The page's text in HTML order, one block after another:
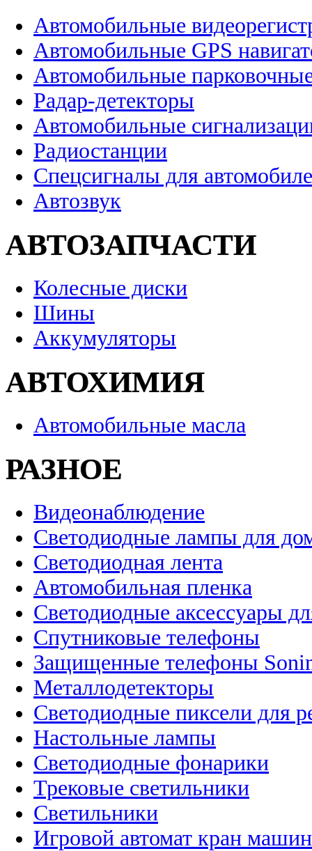
Автомобильные
Автомобильные GPS
Автомобильные
Радар-детекторы
Автомобильные
Радиостанции
Спецсигналы для
Автозвук
АВТОЗАПЧАСТИ
Колесные диски
Шины
Аккумуляторы
АВТОХИМИЯ
Автомобильные масла
РАЗНОЕ
Видеонаблюдение
Светодиодные лампы для
Светодиодная лента
Автомобильная пленка
Светодиодные аксессуары
Спутниковые телефоны
Защищенные телефоны
Металлодетекторы
Светодиодные пиксели для
Настольные лампы
Светодиодные фонарики
Трековые светильники
Светильники
Игровой автомат кран